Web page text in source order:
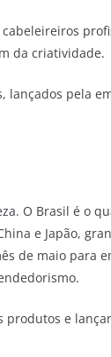
da criatividade.
lançados pela
O Brasil é o
e Japão,
de maio para
produtos e